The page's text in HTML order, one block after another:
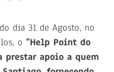
dia 31 de Agosto, no
o “Help Point do
prestar apoio a quem